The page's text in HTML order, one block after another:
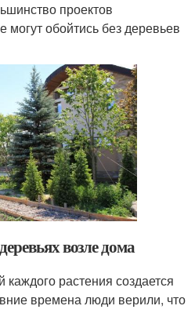
проектов
обойтись без деревьев
возле дома
каждого растения создается
времена люди верили, что